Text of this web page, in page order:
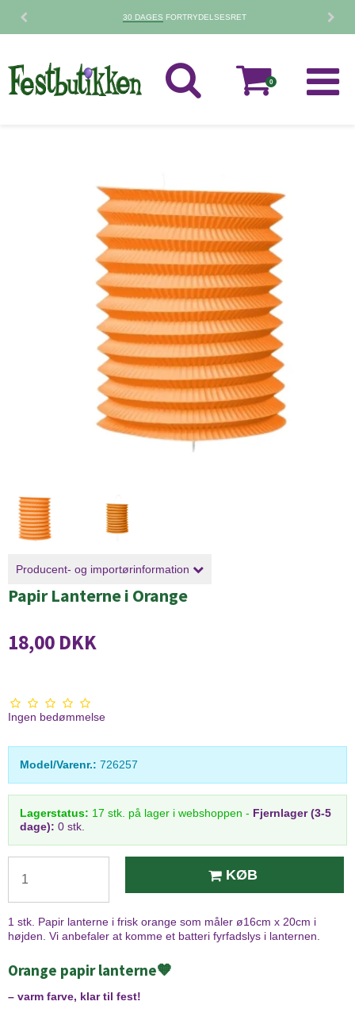
30 DAGES FORTRYDELSESRET
0
Producent- og importørinformation
Papir Lanterne i Orange
18,00 DKK
Ingen bedømmelse
Model/Varenr.: 726257
Lagerstatus: 17 stk. på lager i webshoppen - Fjernlager (3-5
dage): 0 stk.
KØB
1 stk. Papir lanterne i frisk orange som måler ø16cm x 20cm i
højden. Vi anbefaler at komme et batteri fyrfadslys i lanternen.
Orange papir lanterne🧡
– varm farve, klar til fest!